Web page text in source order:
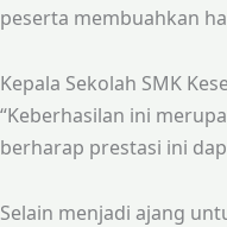
peserta membuahkan
Kepala Sekolah SMK
“Keberhasilan ini
berharap prestasi ini
Selain menjadi ajang